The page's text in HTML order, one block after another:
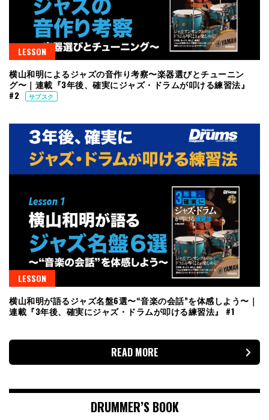
LESSON
横山和明によるジャズの音作り考察〜楽器選びとチューニン
グ〜｜連載『3年後、確実にジャズ・ドラムが叩ける練習法』
#2
サブスク
LESSON
横山和明が語るジャズ名盤6選〜“音楽の会話”を体感しよう〜｜
連載『3年後、確実にジャズ・ドラムが叩ける練習法』 #1
READ MORE
DRUMMER’S BOOK